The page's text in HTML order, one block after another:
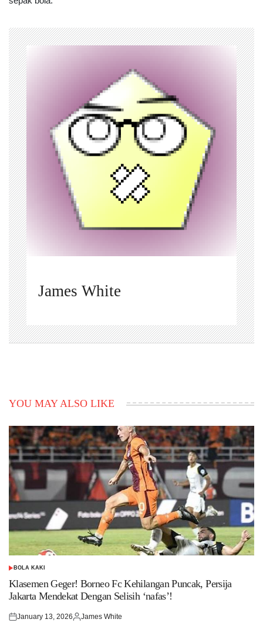
James White
YOU MAY ALSO LIKE
POSTED
BOLA KAKI
Klasemen Geger! Borneo Fc Kehilangan Puncak, Persija
Jakarta Mendekat Dengan Selisih ‘nafas’!
Posted
January 13, 2026
Posted
James White